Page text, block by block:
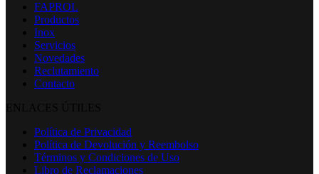
FAPROL
Productos
Inox
Servicios
Novedades
Reclutamiento
Contacto
Política de Privacidad
Política de Devolución y Reembolso
Términos y Condiciones de Uso
Libro de Reclamaciones